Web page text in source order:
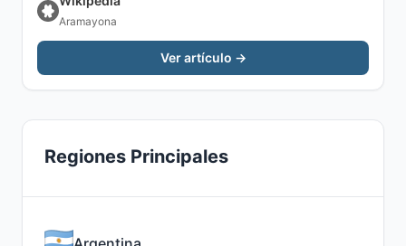
Aramayona
Ver artículo →
Regiones Principales